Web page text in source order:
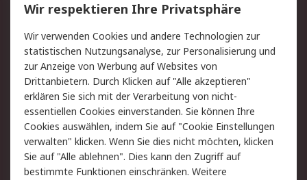
Value Added Services
Lieferlösungen
Rücksendungen
Kontakt
Hilfe
Rechtliches
AGB
Datenschutz
Cookie-Richtlinie
Zahlungsbedingungen
Copyright/Impressum
Wir respektieren Ihre Privatsphäre
Wir verwenden Cookies und andere Technologien zur
statistischen Nutzungsanalyse, zur Personalisierung und
zur Anzeige von Werbung auf Websites von
Drittanbietern. Durch Klicken auf "Alle akzeptieren"
erklären Sie sich mit der Verarbeitung von nicht-
essentiellen Cookies einverstanden. Sie können Ihre
Cookies auswählen, indem Sie auf "Cookie Einstellungen
verwalten" klicken. Wenn Sie dies nicht möchten, klicken
Sie auf "Alle ablehnen". Dies kann den Zugriff auf
bestimmte Funktionen einschränken. Weitere